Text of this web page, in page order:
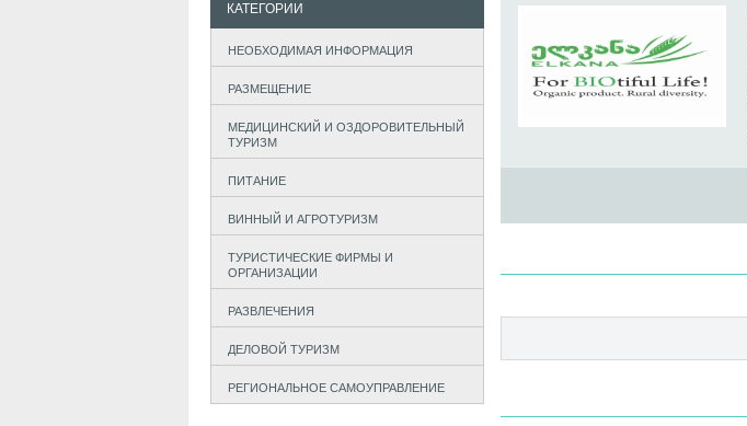
КАТЕГОРИИ
НЕОБХОДИМАЯ ИНФОРМАЦИЯ
РАЗМЕЩЕНИЕ
МЕДИЦИНСКИЙ И ОЗДОРОВИТЕЛЬНЫЙ
ТУРИЗМ
ПИТАНИЕ
ВИННЫЙ И АГРОТУРИЗМ
ТУРИСТИЧЕСКИЕ ФИРМЫ И
ОРГАНИЗАЦИИ
РАЗВЛЕЧЕНИЯ
ДЕЛОВОЙ ТУРИЗМ
РЕГИОНАЛЬНОЕ САМОУПРАВЛЕНИЕ